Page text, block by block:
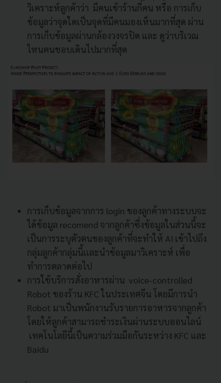
วิเคราะห์ลูกค้าว่า มีคนเข้าร้านกี่คน หรือ การเก็บ
ข้อมูลว่าจุดใดเป็นจุดที่มีคนมองเห็นมากที่สุด ผ่าน
การเก็บข้อมูลผ่านกล้องวงจรปิด และ ดูว่าบริเวณ
ไหนคนชอบเดินไปมากที่สุด
การเก็บข้อมูลจากการ login ของลูกค้าทางระบบจะ
ได้ข้อมูล recomend จากลูกค้าซึ่งข้อมูลในส่วนนี้จะ
เป็นการระบุตัวตนของลูกค้าที่จะทำให้ AI เข้าไปถึง
กลุ่มลูกค้ากลุ่มนี้เเละนำข้อมูลมาวิเคราะห์ เพื่อ
ทำการตลาดต่อไป
การใช้บริการสั่งอาหารผ่าน voice-controlled
Robot ของร้าน KFC ในประเทศจีน โดยมีการนำ
Robot มาเป็นพนักงานรับรายการอาหารจากลูกค้า
โดยให้ลูกค้าสามารถชำระเงินผ่านระบบออนไลน์
เทคโนโลยีนี้เป็นความร่วมมือกันระหว่าง KFC และ
Baidu